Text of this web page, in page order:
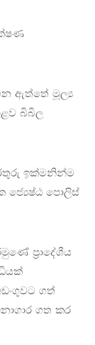
ඇත්තේ මූල්‍ය
බිබිල
ඉක්මනින්ම
ජ්‍යෙෂ්ඨ පොලිස්
ප්‍රාදේශීය
ගත්
ගත කර